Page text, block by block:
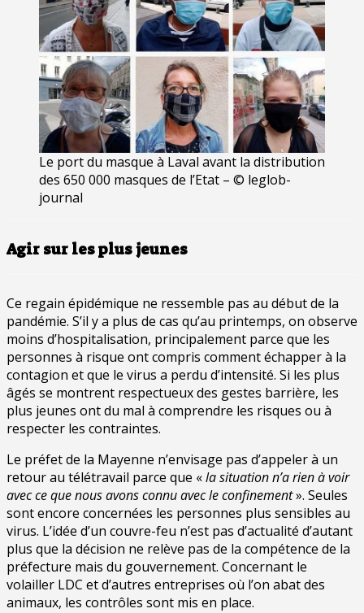
Le port du masque à Laval avant la distribution
des 650 000 masques de l’Etat – © leglob-
journal
Agir sur les plus jeunes
Ce regain épidémique ne ressemble pas au début de la
pandémie. S’il y a plus de cas qu’au printemps, on observe
moins d’hospitalisation, principalement parce que les
personnes à risque ont compris comment échapper à la
contagion et que le virus a perdu d’intensité. Si les plus
âgés se montrent respectueux des gestes barrière, les
plus jeunes ont du mal à comprendre les risques ou à
respecter les contraintes.
Le préfet de la Mayenne n’envisage pas d’appeler à un
retour au télétravail parce que «la situation n’a rien à voir
avec ce que nous avons connu avec le confinement». Seules
sont encore concernées les personnes plus sensibles au
virus. L’idée d’un couvre-feu n’est pas d’actualité d’autant
plus que la décision ne relève pas de la compétence de la
préfecture mais du gouvernement. Concernant le
volailler LDC et d’autres entreprises où l’on abat des
animaux, les contrôles sont mis en place.